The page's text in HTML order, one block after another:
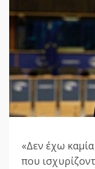
«Δεν έχω
που